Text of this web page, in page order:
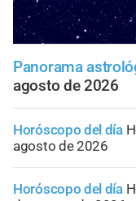
Panorama
agosto de 2026
Horóscopo del día
agosto de 2026
Horóscopo del día